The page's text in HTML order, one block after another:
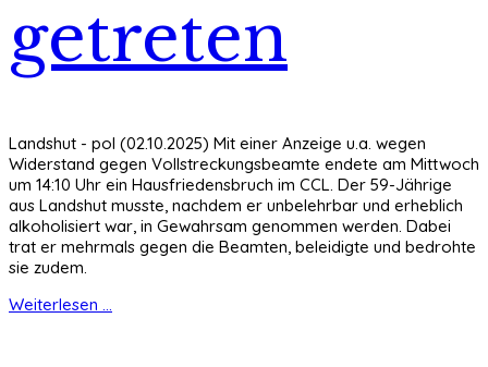
getreten
Landshut - pol (02.10.2025) Mit einer Anzeige u.a. wegen
Widerstand gegen Vollstreckungsbeamte endete am Mittwoch
um 14:10 Uhr ein Hausfriedensbruch im CCL. Der 59-Jährige
aus Landshut musste, nachdem er unbelehrbar und erheblich
alkoholisiert war, in Gewahrsam genommen werden. Dabei
trat er mehrmals gegen die Beamten, beleidigte und bedrohte
sie zudem.
Weiterlesen ...